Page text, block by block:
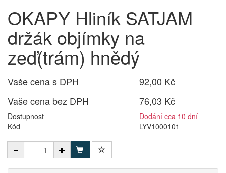
OKAPY Hliník SATJAM
držák objímky na
zeď(trám) hnědý
Vaše cena s DPH
92,00 Kč
Vaše cena bez DPH
76,03 Kč
Dostupnost
Dodání cca 10 dní
Kód
LYV1000101